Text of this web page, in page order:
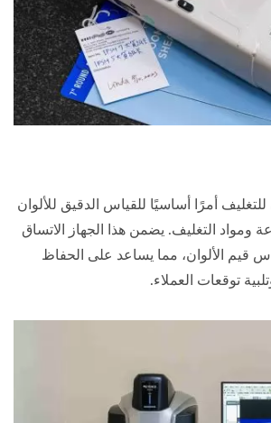
أمرًا أساسيًا للقياس الدقيق للألوان
ومواد التغليف. يضمن هذا الجهاز الاتساق
قيم الألوان، مما يساعد على الحفاظ
توقعات العملاء.